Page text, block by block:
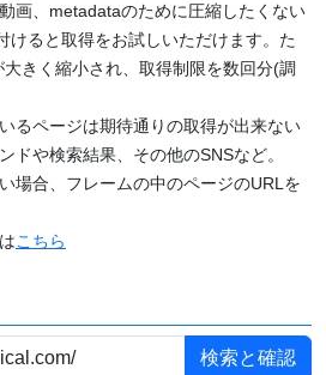
画、metadataのために圧縮したくない
けると取得をお試しいただけます。た
きく縮小され、取得制限を数回分(調
るページは期待通りの取得が出来ない
ドや検索結果、その他のSNSなど。
場合、フレームの中のページのURLを
こちら